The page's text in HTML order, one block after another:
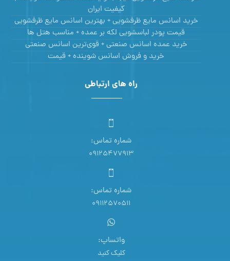
کیفیت ایران
خرید اسانس مایع ظرفشویی + بهترین اسانس مایع ظرفشویی
قیمت پودر لباسشویی لکه بر عمده + مناسب هتل ها
خرید عمده اسانس صنعتی + قوی‌ترین اسانس‌ صنعتی
خرید و فروش اسانس شوینده + قیمت
راه های ارتباطی
شماره تماس:
09125477913
شماره تماس:
09112570511
واتساپ:
کلیک کنید